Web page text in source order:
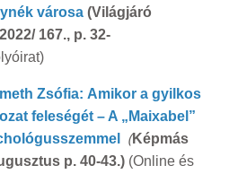
városa(Világjáró
167., p. 32-
Zsófia: Amikor a gyilkos
feleségét – A „Maixabel”
(Képmás
p. 40-43.) (Online és